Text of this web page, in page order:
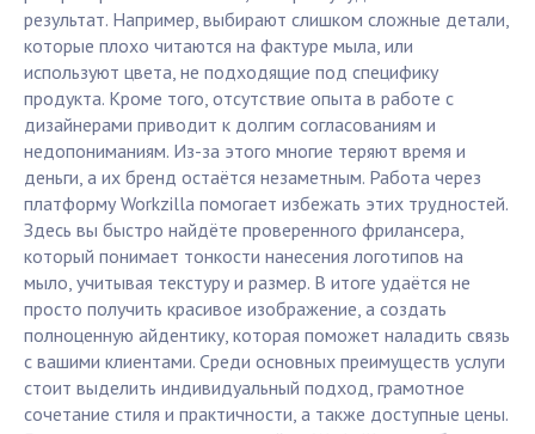
результат. Например, выбирают слишком сложные детали,
которые плохо читаются на фактуре мыла, или
используют цвета, не подходящие под специфику
продукта. Кроме того, отсутствие опыта в работе с
дизайнерами приводит к долгим согласованиям и
недопониманиям. Из-за этого многие теряют время и
деньги, а их бренд остаётся незаметным. Работа через
платформу Workzilla помогает избежать этих трудностей.
Здесь вы быстро найдёте проверенного фрилансера,
который понимает тонкости нанесения логотипов на
мыло, учитывая текстуру и размер. В итоге удаётся не
просто получить красивое изображение, а создать
полноценную айдентику, которая поможет наладить связь
с вашими клиентами. Среди основных преимуществ услуги
стоит выделить индивидуальный подход, грамотное
сочетание стиля и практичности, а также доступные цены.